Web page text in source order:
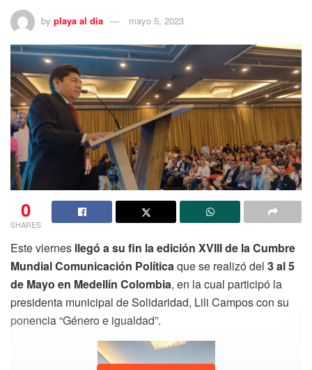
by playa al dia mayo 5, 2023
0
SHARES
Este viernes llegó a su fin la edición XVIII de la Cumbre
Mundial Comunicación Políticaque se realizó del 3 al 5
de Mayo en Medellín Colombia, en la cual participó la
presidenta municipal de Solidaridad, Lili Campos con su
ponencia “Género e igualdad”.